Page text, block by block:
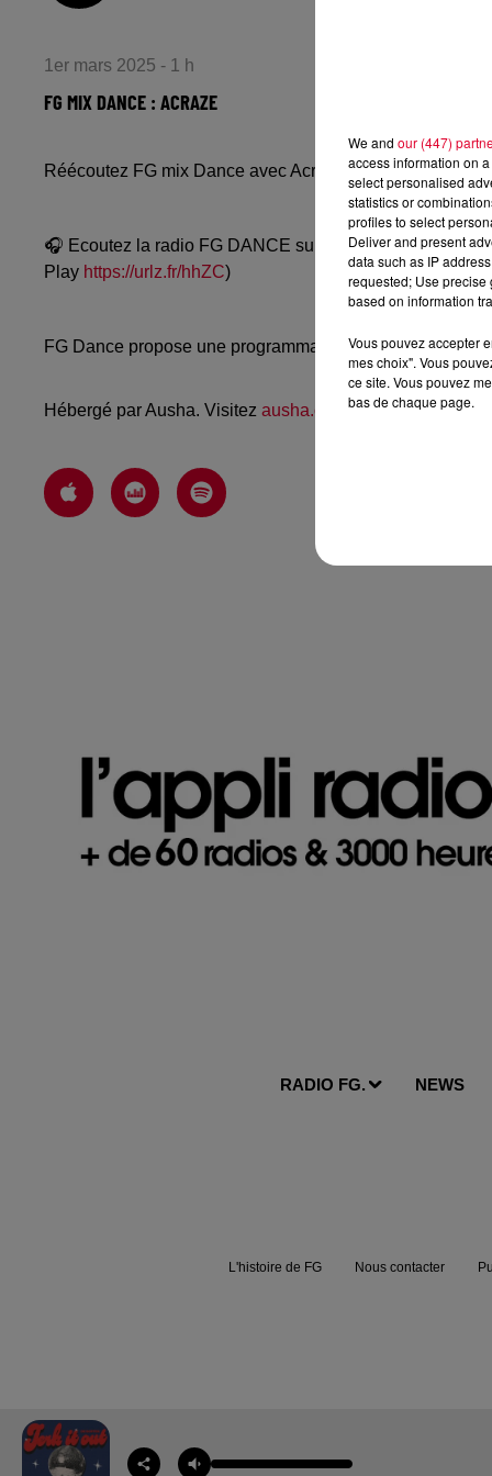
1er mars 2025 - 1 h
FG MIX DANCE : ACRAZE
Réécoutez FG mix Dance avec Acraze du vendredi 28
🎧 Ecoutez la radio FG DANCE sur
www.radiofg.com/fg-
Play https://urlz.fr/hhZC)
FG Dance propose une programmation dance, EDM,
Hébergé par Ausha. Visitez ausha.co/politique-de-
RADIO FG. NEWS
L'histoire de FG Nous contacter
We and our (447)
access information on
select personalised
statistics or
profiles to select
Deliver and present
data such as IP
requested; Use precise
based on information
Vous pouvez accepter
mes choix". Vous
ce site. Vous pouvez
bas de chaque page.